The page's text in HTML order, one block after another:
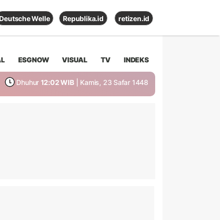
Deutsche Welle Republika.id retizen.id
ESGNOW VISUAL TV INDEKS
Dhuhur 12:02 WIB | Kamis, 23 Safar 1448